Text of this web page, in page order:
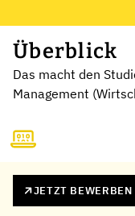
Überblick
Das macht den
Management
JETZT BEWERBEN